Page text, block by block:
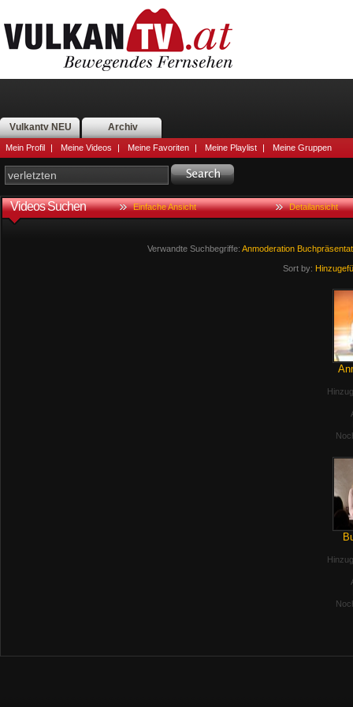
Vulkantv NEU Archiv
Mein Profil | Meine Videos | Meine Favoriten | Meine Playlist | Meine Gruppen
Videos Suchen Einfache Ansicht Detailansicht
Verwandte Suchbegriffe: Anmoderation
Sort by: